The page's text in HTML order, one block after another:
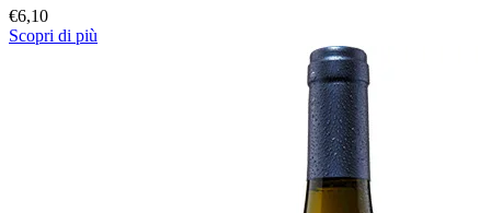
€6,10
Scopri di più